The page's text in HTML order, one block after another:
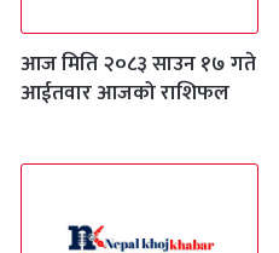
आज मिति २०८३ साउन १७ गते
आईतवार आजको राशिफल